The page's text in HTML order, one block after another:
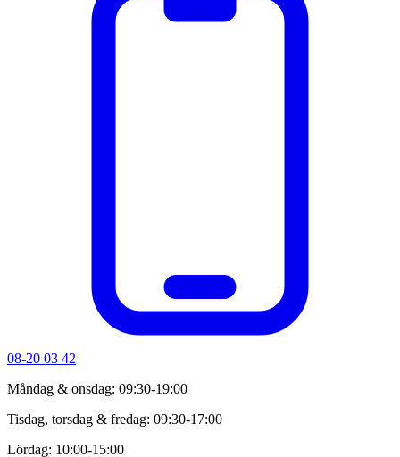
08-20 03 42
Måndag & onsdag: 09:30-19:00
Tisdag, torsdag & fredag: 09:30-17:00
Lördag: 10:00-15:00